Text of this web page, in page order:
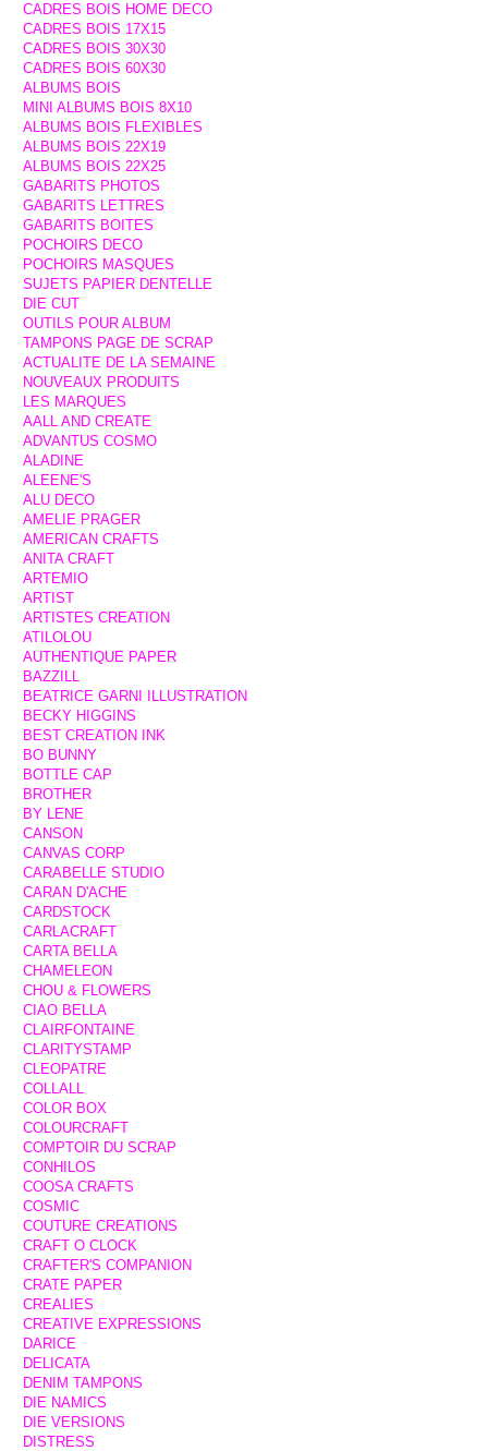
CADRES BOIS HOME DECO
CADRES BOIS 17X15
CADRES BOIS 30X30
CADRES BOIS 60X30
ALBUMS BOIS
MINI ALBUMS BOIS 8X10
ALBUMS BOIS FLEXIBLES
ALBUMS BOIS 22X19
ALBUMS BOIS 22X25
GABARITS PHOTOS
GABARITS LETTRES
GABARITS BOITES
POCHOIRS DECO
POCHOIRS MASQUES
SUJETS PAPIER DENTELLE
DIE CUT
OUTILS POUR ALBUM
TAMPONS PAGE DE SCRAP
ACTUALITE DE LA SEMAINE
NOUVEAUX PRODUITS
LES MARQUES
AALL AND CREATE
ADVANTUS COSMO
ALADINE
ALEENE'S
ALU DECO
AMELIE PRAGER
AMERICAN CRAFTS
ANITA CRAFT
ARTEMIO
ARTIST
ARTISTES CREATION
ATILOLOU
AUTHENTIQUE PAPER
BAZZILL
BEATRICE GARNI ILLUSTRATION
BECKY HIGGINS
BEST CREATION INK
BO BUNNY
BOTTLE CAP
BROTHER
BY LENE
CANSON
CANVAS CORP
CARABELLE STUDIO
CARAN D'ACHE
CARDSTOCK
CARLACRAFT
CARTA BELLA
CHAMELEON
CHOU & FLOWERS
CIAO BELLA
CLAIRFONTAINE
CLARITYSTAMP
CLEOPATRE
COLLALL
COLOR BOX
COLOURCRAFT
COMPTOIR DU SCRAP
CONHILOS
COOSA CRAFTS
COSMIC
COUTURE CREATIONS
CRAFT O CLOCK
CRAFTER'S COMPANION
CRATE PAPER
CREALIES
CREATIVE EXPRESSIONS
DARICE
DELICATA
DENIM TAMPONS
DIE NAMICS
DIE VERSIONS
DISTRESS